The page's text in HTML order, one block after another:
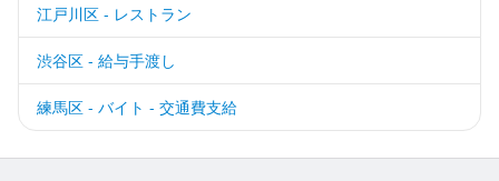
江戸川区 - レストラン
渋谷区 - 給与手渡し
練馬区 - バイト - 交通費支給